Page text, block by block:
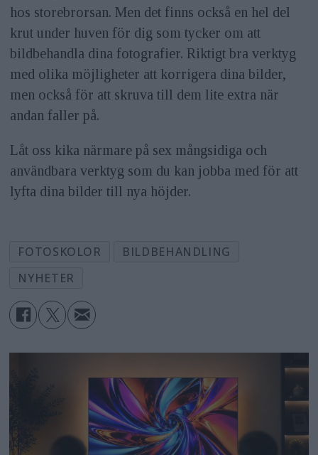
hos storebrorsan. Men det finns också en hel del
krut under huven för dig som tycker om att
bildbehandla dina fotografier. Riktigt bra verktyg
med olika möjligheter att korrigera dina bilder,
men också för att skruva till dem lite extra när
andan faller på.
Låt oss kika närmare på sex mångsidiga och
användbara verktyg som du kan jobba med för att
lyfta dina bilder till nya höjder.
FOTOSKOLOR
BILDBEHANDLING
NYHETER